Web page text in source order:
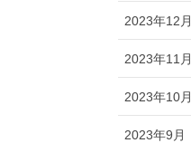
2023年12月
2023年11月
2023年10月
2023年9月